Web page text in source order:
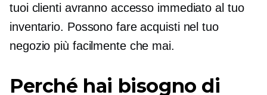
tuoi clienti avranno accesso immediato al tuo
inventario. Possono fare acquisti nel tuo
negozio più facilmente che mai.
Perché hai bisogno di